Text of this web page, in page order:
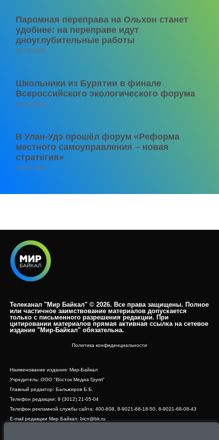
Паромная переправа на Ольхон станет
удобнее: на переправе идут
дноуглубительные работы
06.08.2026
Школьники из Бурятии в финале
Всероссийского экологического форума
06.08.2026
В Улан-Удэ прошёл форум «Реформа
местного самоуправления – новая
стратегия»
05.08.2026
Телеканал "Мир Байкал" © 2026. Все права защищены. Полное
или частичное заимствование материалов допускается
только с письменного разрешения редакции. При
цитировании материалов прямая активная ссылка на сетевое
издание "Мир-Байкал" обязательна.​
Политика конфиденциальности
Наименование издания: Мир-Байкал
Учредитель: ООО "Восток Медиа Групп"
Главный редактор: Бальжиров Б.Б.
Телефон редакции: 8 (3012) 21-05-04
Телефон рекламной службы сайта: 400-608, 8-9021-68-18-50, 8-9021-68-08-43
E-mail редакции Мир Байкал: bicn@bk.ru